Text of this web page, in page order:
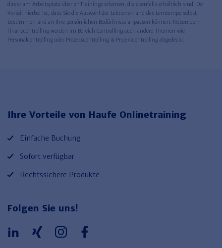
direkt am Arbeitsplatz über e-Trainings erlernen, die ebenfalls erhältlich sind. Der
Vorteil hierbei ist, dass Sie die Auswahl der Lektionen und das Lerntempo selbst
bestimmen und an Ihre persönlichen Bedürfnisse anpassen können. Neben dem
Finanzcontrolling werden im Bereich Controlling auch andere Themen wie
Personalcontrolling oder Prozesscontrolling & Projektcontrolling abgedeckt.
Ihre Vorteile von Haufe Onlinetraining
Einfache Buchung
Sofort verfügbar
Rechtssichere Produkte
Folgen Sie uns!